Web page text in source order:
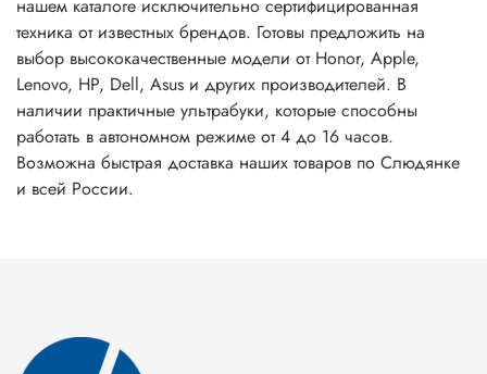
нашем каталоге исключительно сертифицированная
техника от известных брендов. Готовы предложить на
выбор высококачественные модели от Honor, Apple,
Lenovo, HP, Dell, Asus и других производителей. В
наличии практичные ультрабуки, которые способны
работать в автономном режиме от 4 до 16 часов.
Возможна быстрая доставка наших товаров по Слюдянке
и всей России.